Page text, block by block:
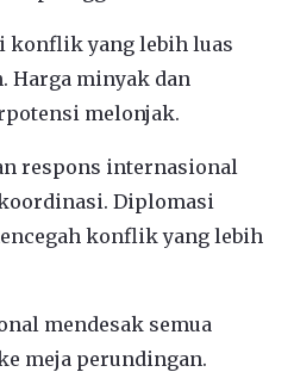
konflik yang lebih luas
Harga minyak dan
melonjak.
respons internasional
Diplomasi
konflik yang lebih
mendesak semua
meja perundingan.